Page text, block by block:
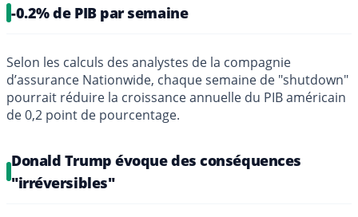
-0.2% de PIB par semaine
Selon les calculs des analystes de la compagnie
d’assurance Nationwide, chaque semaine de "shutdown"
pourrait réduire la croissance annuelle du PIB américain
de 0,2 point de pourcentage.
Donald Trump évoque des conséquences
"irréversibles"